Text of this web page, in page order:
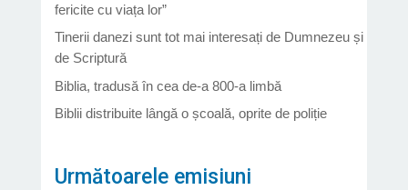
fericite cu viața lor”
Tinerii danezi sunt tot mai interesați de Dumnezeu și
de Scriptură
Biblia, tradusă în cea de-a 800-a limbă
Biblii distribuite lângă o școală, oprite de poliție
Următoarele emisiuni